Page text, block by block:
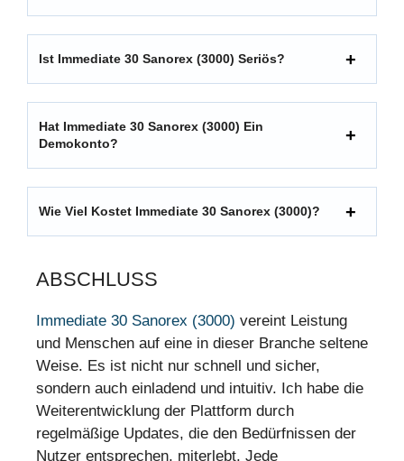
Ist Immediate 30 Sanorex (3000) Seriös?
Hat Immediate 30 Sanorex (3000) Ein
Demokonto?
Wie Viel Kostet Immediate 30 Sanorex (3000)?
ABSCHLUSS
Immediate 30 Sanorex (3000) vereint Leistung
und Menschen auf eine in dieser Branche seltene
Weise. Es ist nicht nur schnell und sicher,
sondern auch einladend und intuitiv. Ich habe die
Weiterentwicklung der Plattform durch
regelmäßige Updates, die den Bedürfnissen der
Nutzer entsprechen, miterlebt. Jede